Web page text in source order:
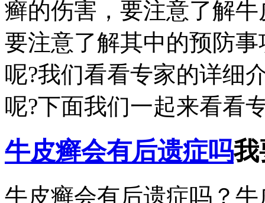
癣的伤害，要注意了解
要注意了解其中的预防
呢?我们看看专家的详细
呢?下面我们一起来看看
牛皮癣会有后遗症吗我
牛皮癣会有后遗症吗？